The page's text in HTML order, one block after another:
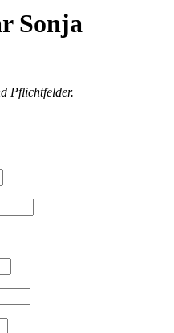
Sonja
Pflichtfelder.